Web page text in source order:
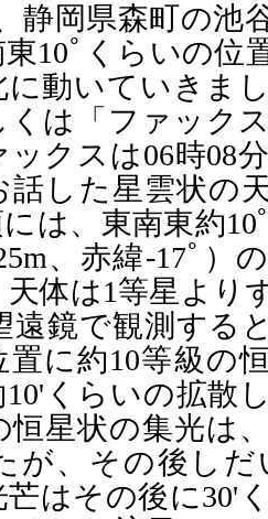
静岡県森町の池
10ﾟくらいの位
に動いていきま
くは「ファック
クスは06時08
した星雲状の
には、東南東約
、赤緯-17ﾟ）
体は1等星より
遠鏡で観測する
置に約10等級の
くらいの拡散
恒星状の集光は
が、その後し
はその後に30'